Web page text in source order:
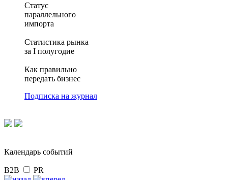
Статус
параллельного
импорта
Статистика рынка
за I полугодие
Как правильно
передать бизнес
Подписка на журнал
Календарь событий
B2B PR